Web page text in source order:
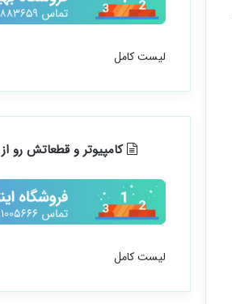
لیست کامل
کامپیوتر و قطعاتش رو
لیست کامل